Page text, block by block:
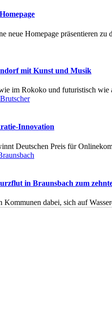
neue Homepage präsentieren
mit Kunst und Musik
im Rokoko und futuristisch
Innovation
Deutschen Preis für
in Braunsbach zum
Kommunen dabei, sich auf